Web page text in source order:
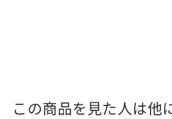
この商品を見た人は他